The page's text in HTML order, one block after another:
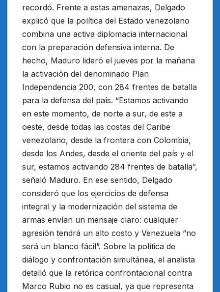
recordó. Frente a estas amenazas, Delgado
explicó que la política del Estado venezolano
combina una activa diplomacia internacional
con la preparación defensiva interna. De
hecho, Maduro lideró el jueves por la mañana
la activación del denominado Plan
Independencia 200, con 284 frentes de batalla
para la defensa del país. “Estamos activando
en este momento, de norte a sur, de este a
oeste, desde todas las costas del Caribe
venezolano, desde la frontera con Colombia,
desde los Andes, desde el oriente del país y el
sur, estamos activando 284 frentes de batalla”,
señaló Maduro. En ese sentido, Delgado
consideró que los ejercicios de defensa
integral y la modernización del sistema de
armas envían un mensaje claro: cualquier
agresión tendrá un alto costo y Venezuela “no
será un blanco fácil”. Sobre la política de
diálogo y confrontación simultánea, el analista
detalló que la retórica confrontacional contra
Marco Rubio no es casual, ya que representa